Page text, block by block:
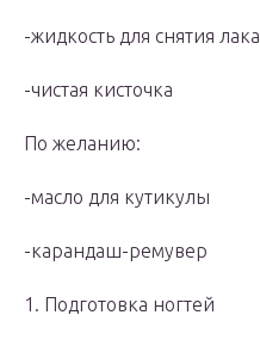
-жидкость для снятия лака
-чистая кисточка
По желанию:
-масло для кутикулы
-карандаш-ремувер
1. Подготовка ногтей